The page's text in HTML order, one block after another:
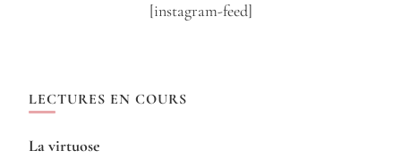
[instagram-feed]
LECTURES EN COURS
La virtuose